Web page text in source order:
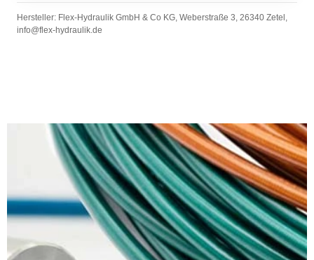
Hersteller: Flex-Hydraulik GmbH & Co KG, Weberstraße 3, 26340 Zetel,
info@flex-hydraulik.de